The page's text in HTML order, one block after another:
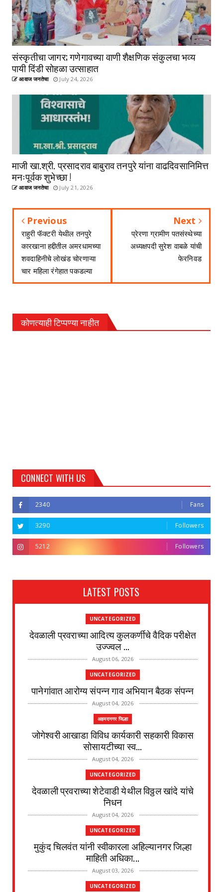
संस्कृतीचा जागर; गणेगावच्या वाणी शैक्षणिक संकुलचा भव्य
पायी दिंडी सोहळा उत्साहात
आवाज जनतेचा July 24, 2026
माजी खा.श्री. प्रसादराव बाबुराव तनपुरे यांना वाढदिवसानिमित्त
मनःपूर्वक शुभेच्छा !
आवाज जनतेचा July 21, 2026
Previous
राहुरी फॅक्टरी येथील तनपुरे
कारखाना हद्दीतील अमरधामच्या
शवदाहिनीचे लोखंड चोरणाऱ्या
चार महिला रंगेहात पकडल्या
Next
प्रेरणा ग्रामीण पतसंस्थेच्या
अध्यक्षपदी सुरेश वाबळे यांची
फेरनिवड
कोणत्याही टिप्पण्‍या नाहीत
CONNECT WITH US
2340 Fans
3290 Followers
5212 Followers
LATEST POSTS
UNCATEGORIZED
देवळाली प्रवराच्या आदित्य कुलकर्णीचे वैदिक परीक्षेत
उज्ज्वल ...
August 06, 2026
UNCATEGORIZED
पानेगांवात आरोग्य संपन्न गाव अभियान बैठक संपन्न
August 04, 2026
अहमदनगर जिल्हा
जोगेश्वरी आखाडा विविध कार्यकारी सहकारी विकास
सोसायटीच्या स्व...
August 04, 2026
UNCATEGORIZED
देवळाली प्रवराच्या शेटेवाडी येथील विठ्ठल खांदे यांचे
निधन
August 04, 2026
UNCATEGORIZED
मुकुंद चिलवंत यांनी स्वीकारला अहिल्यानगर जिल्हा
माहिती अधिका...
August 03, 2026
UNCATEGORIZED